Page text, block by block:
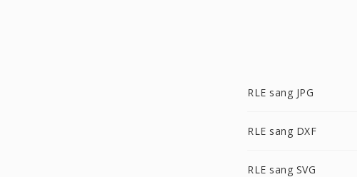
RLE sang JPG
RLE sang DXF
RLE sang SVG